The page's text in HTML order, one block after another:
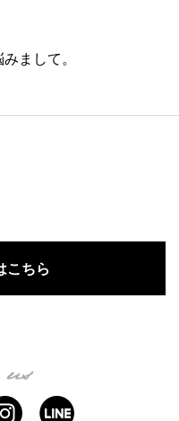
まして。
こちら